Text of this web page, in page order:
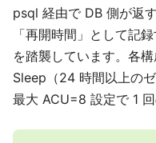
psql 経由で DB 側が返す
「再開時間」として記
を踏襲しています。各
Sleep（24 時間以上の
最大 ACU=8 設定で 1 回